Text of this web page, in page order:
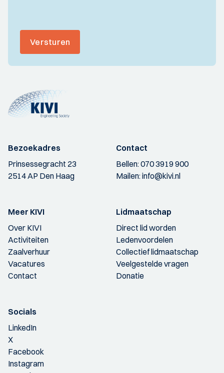
Versturen
Bezoekadres
Prinsessegracht 23
2514 AP Den Haag
Contact
Bellen:070 3919 900
Mailen:info@kivi.nl
Meer KIVI
Over KIVI
Activiteiten
Zaalverhuur
Vacatures
Contact
Lidmaatschap
Direct lid worden
Ledenvoordelen
Collectief lidmaatschap
Veelgestelde vragen
Donatie
Socials
LinkedIn
X
Facebook
Instagram